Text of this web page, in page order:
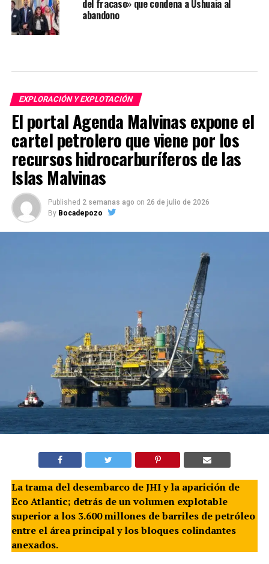
del fracaso» que condena a Ushuaia al
abandono
EXPLORACIÓN Y EXPLOTACIÓN
El portal Agenda Malvinas expone el
cartel petrolero que viene por los
recursos hidrocarburíferos de las
Islas Malvinas
Published 2 semanas ago on 26 de julio de 2026
By Bocadepozo
La trama del desembarco de JHI y la aparición de
Eco Atlantic; detrás de un volumen explotable
superior a los 3.600 millones de barriles de petróleo
entre el área principal y los bloques colindantes
anexados.